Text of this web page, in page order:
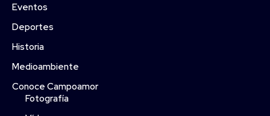
Eventos
Deportes
Historia
Medioambiente
Conoce Campoamor
Fotografía